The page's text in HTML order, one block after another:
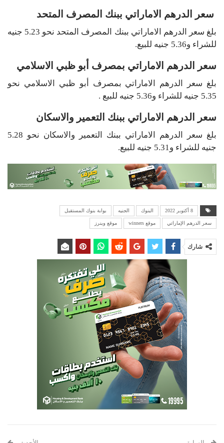
سعر الدرهم الاماراتي ببنك المصرف المتحد
بلغ سعر الدرهم الاماراتي ببنك المصرف المتحد نحو 5.23 جنيه
للشراء و5.36 جنيه للبيع.
سعر الدرهم الاماراتي بمصرف أبو ظبي الاسلامي
بلغ سعر الدرهم الاماراتي بمصرف أبو ظبي الاسلامي نحو
5.35 جنيه للشراء و5.36 جنيه للبيع .
سعر الدرهم الاماراتي ببنك التعمير والاسكان
بلغ سعر الدرهم الاماراتي ببنك التعمير والاسكان نحو 5.28
جنيه للشراء و5.31 جنيه للبيع.
8 أكتوبر 2022 البنوك الجنيه بوابة بنوك المستقبل
سعر الدرهم الإماراتي موقع winners موقع وينرز
شارك